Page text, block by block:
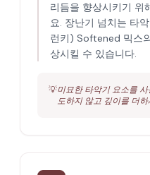
리듬을 향상시키기 위
요. 장난기 넘치는 타
런키) Softened 믹스
상시킬 수 있습니다.
💡미묘한 타악기 요소를
도하지 않고 깊이를 더하